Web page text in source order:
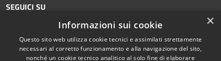
SEGUICI SU
×
Informazioni sui cookie
Questo sito web utilizza cookie tecnici e assimilati strettamente
necessari al corretto funzionamento e alla navigazione del sito,
nonché un cookie tecnico analitico al solo fine di elaborare